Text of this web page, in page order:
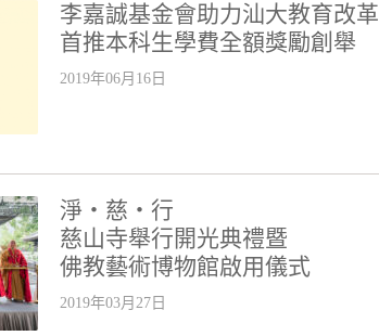
李嘉誠基金會助力汕大教育改革
首推本科生學費全額獎勵創舉
2019年06月16日
淨‧慈‧行
慈山寺舉行開光典禮暨
佛教藝術博物館啟用儀式
2019年03月27日